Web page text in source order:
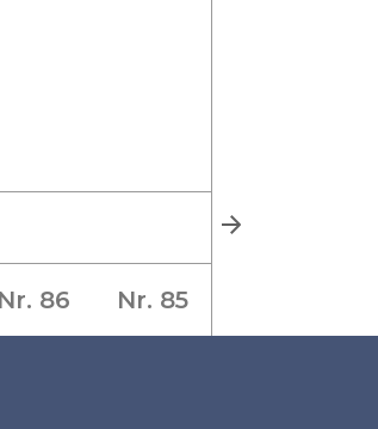
Nr. 86 Nr. 85